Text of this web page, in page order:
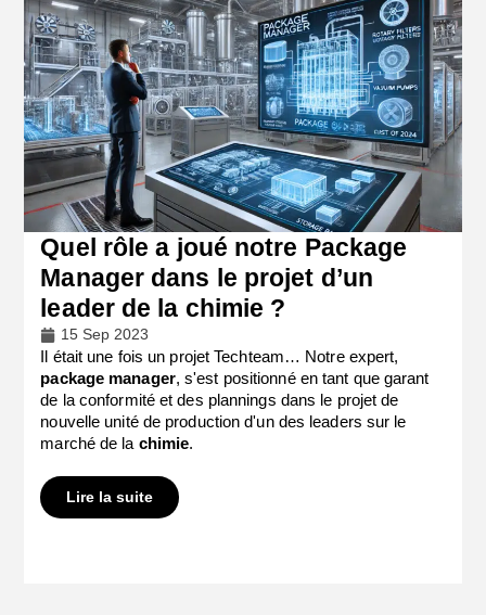
Quel rôle a joué notre Package
Manager dans le projet d’un
leader de la chimie ?
15 Sep 2023
Il était une fois un projet Techteam… Notre expert,
package manager, s'est positionné en tant que garant
de la conformité et des plannings dans le projet de
nouvelle unité de production d'un des leaders sur le
marché de la chimie.
Lire la suite